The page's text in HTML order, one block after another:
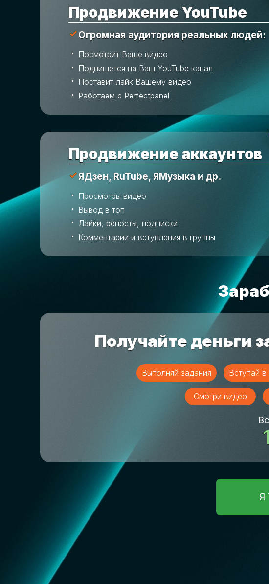
Продвижение YouTube
Огромная аудитория реальных людей:
Посмотрит Ваше видео
Подпишется на Ваш YouTube канал
Поставит лайк Вашему видео
Работаем с Perfectpanel
Продвижение аккаунтов
ЯДзен, RuTube, ЯМузыка и др.
Просмотры видео
Вывод в топ
Лайки, репосты, подписки
Комментарии и вступления в группы
Получайте деньги
Выполняй задания Вступай в
Смотри видео
Я